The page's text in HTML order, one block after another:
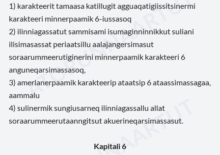
1) karakteerit tamaasa katillugit agguaqatigiissitsinermi
karakteeri minnerpaamik 6-iussasoq
2) ilinniagassatut sammisami isumaginninnikkut suliani
ilisimasassat periaatsillu aalajangersimasut
soraarummeerutiginerini minnerpaamik karakteeri 6
anguneqarsimassasoq,
3) amerlanerpaamik karakteerip ataatsip 6 ataassimassagaa,
aammalu
4) sulinermik sungiusarneq ilinniagassallu allat
soraarummeerutaanngitsut akuerineqarsimassasut.
Kapitali 6